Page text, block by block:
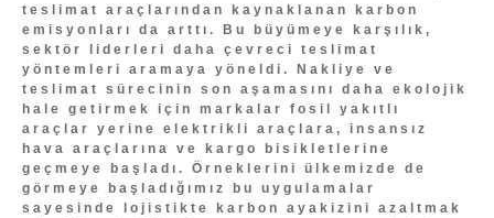
teslimat araçlarından kaynaklanan karbon
emisyonları da arttı. Bu büyümeye karşılık,
sektör liderleri daha çevreci teslimat
yöntemleri aramaya yöneldi. Nakliye ve
teslimat sürecinin son aşamasını daha ekolojik
hale getirmek için markalar fosil yakıtlı
araçlar yerine elektrikli araçlara, insansız
hava araçlarına ve kargo bisikletlerine
geçmeye başladı. Örneklerini ülkemizde de
görmeye başladığımız bu uygulamalar
sayesinde lojistikte karbon ayakizini azaltmak